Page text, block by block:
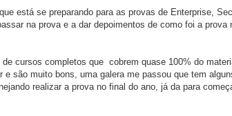
está se preparando para as provas de Enterprise,
na prova e a dar depoimentos de como foi a prova
cursos completos que cobrem quase 100% do
são muito bons, uma galera me passou que tem
realizar a prova no final do ano, já da para